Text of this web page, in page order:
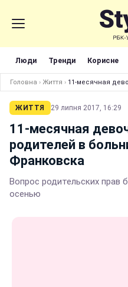
Люди Тренди Корисне
Головна › Життя › 11-месячная
ЖИТТЯ 29 липня 2017, 16:29
11-месячная
родителей в
Франковска
Вопрос родительских прав
осенью